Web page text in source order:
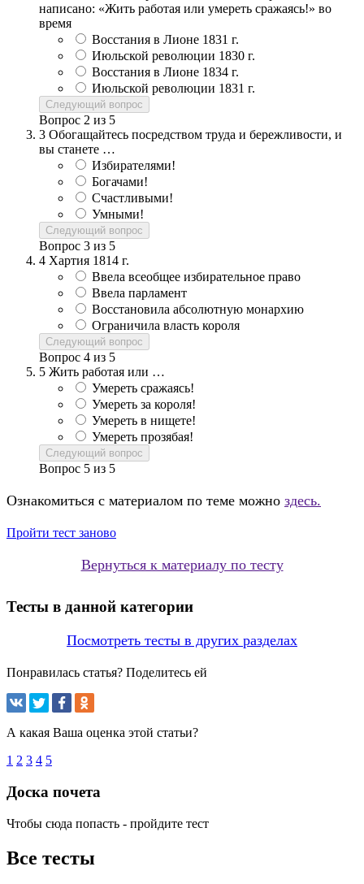
написано: «Жить работая или умереть сражаясь!» во
время
Восстания в Лионе 1831 г.
Июльской революции 1830 г.
Восстания в Лионе 1834 г.
Июльской революции 1831 г.
Следующий вопрос
Вопрос 2 из 5
3 Обогащайтесь посредством труда и бережливости, и
вы станете …
Избирателями!
Богачами!
Счастливыми!
Умными!
Следующий вопрос
Вопрос 3 из 5
4 Хартия 1814 г.
Ввела всеобщее избирательное право
Ввела парламент
Восстановила абсолютную монархию
Ограничила власть короля
Следующий вопрос
Вопрос 4 из 5
5 Жить работая или …
Умереть сражаясь!
Умереть за короля!
Умереть в нищете!
Умереть прозябая!
Следующий вопрос
Вопрос 5 из 5
Ознакомиться с материалом по теме можно здесь.
Пройти тест заново
Вернуться к материалу по тесту
Тесты в данной категории
Посмотреть тесты в других разделах
Понравилась статья? Поделитесь ей
А какая Ваша оценка этой статьи?
1 2 3 4 5
Доска почета
Чтобы сюда попасть - пройдите тест
Все тесты